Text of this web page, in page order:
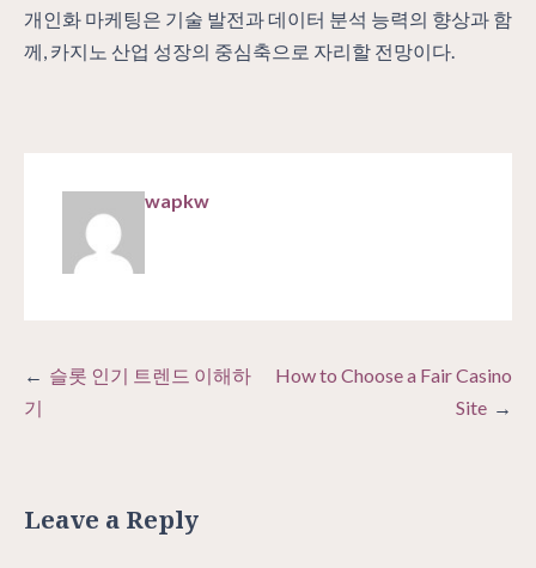
개인화 마케팅은 기술 발전과 데이터 분석 능력의 향상과 함
께, 카지노 산업 성장의 중심축으로 자리할 전망이다.
wapkw
Post
navigation
슬롯 인기 트렌드 이해하
기
How to Choose a Fair Casino
Site
Leave a Reply